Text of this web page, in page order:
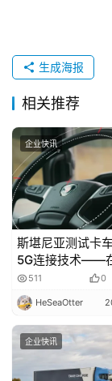
专
社
区
生成海报
相关推荐
企业快讯
斯堪尼亚测试卡
5G连接技术——
速路上进行试验
511 0
HeSeaOtter
企业快讯